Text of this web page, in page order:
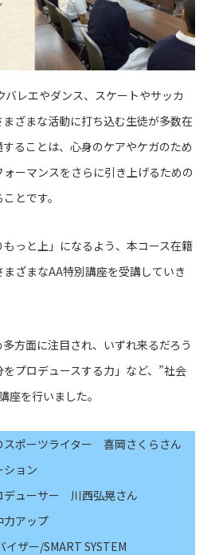
バレエやダンス、スケートやサッカ
ざまな活動に打ち込む生徒が多数在
ることは、心身のケアやケガのため
ーマンスをさらに引き上げるための
とです。
っと上」になるよう、本コース在籍
ざまなAA特別講座を受講していき
方面に注目され、いずれ来るだろう
をプロデュースする力」など、”社会
座を行いました。
ポーツライター 喜岡さくらさん
ョン
ューサー 川西弘晃さん
ップ
ザー/SMART SYSTEM